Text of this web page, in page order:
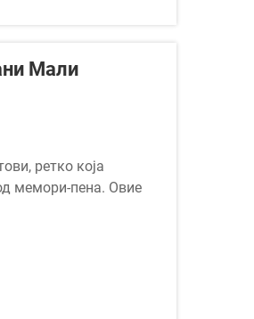
Мали
ретко која
мемори-пена. Овие
на давање